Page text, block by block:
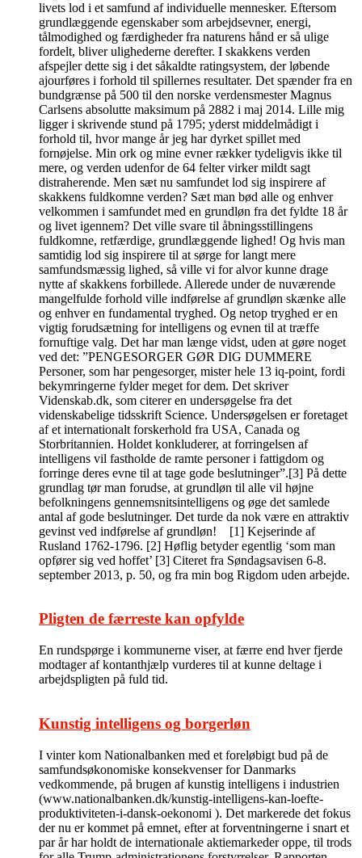
livets lod i et samfund af individuelle mennesker. Eftersom
grundlæggende egenskaber som arbejdsevner, energi,
tålmodighed og færdigheder fra naturens hånd er så ulige
fordelt, bliver ulighederne derefter. I skakkens verden
afspejler dette sig i det såkaldte ratingsystem, der løbende
ajourføres i forhold til spillernes resultater. Det spænder fra en
bundgrænse på 500 til den norske verdensmester Magnus
Carlsens absolutte maksimum på 2882 i maj 2014. Lille mig
ligger i skrivende stund på 1795; yderst middelmådigt i
forhold til, hvor mange år jeg har dyrket spillet med
fornøjelse. Min ork og mine evner rækker tydeligvis ikke til
mere, og verden udenfor de 64 felter virker mildt sagt
distraherende. Men sæt nu samfundet lod sig inspirere af
skakkens fuldkomne verden? Sæt man bød alle og enhver
velkommen i samfundet med en grundløn fra det fyldte 18 år
og livet igennem? Det ville svare til åbningsstillingens
fuldkomne, retfærdige, grundlæggende lighed! Og hvis man
samtidig lod sig inspirere til at sørge for langt mere
samfundsmæssig lighed, så ville vi for alvor kunne drage
nytte af skakkens forbillede. Allerede under de nuværende
mangelfulde forhold ville indførelse af grundløn skænke alle
og enhver en fundamental tryghed. Og netop tryghed er en
vigtig forudsætning for intelligens og evnen til at træffe
fornuftige valg. Det har man længe vidst, uden at gøre noget
ved det: ”PENGESORGER GØR DIG DUMMERE
Personer, som har pengesorger, mister hele 13 iq-point, fordi
bekymringerne fylder meget for dem. Det skriver
Videnskab.dk, som citerer en undersøgelse fra det
videnskabelige tidsskrift Science. Undersøgelsen er foretaget
af et internationalt forskerhold fra USA, Canada og
Storbritannien. Holdet konkluderer, at forringelsen af
intelligens vil fastholde de ramte personer i fattigdom og
forringe deres evne til at tage gode beslutninger”.[3] På dette
grundlag tør man forudse, at grundløn til alle vil højne
befolkningens gennemsnitsintelligens og øge det samlede
antal af gode beslutninger. Det turde da nok være en attraktiv
gevinst ved indførelse af grundløn! [1] Kejserinde af
Rusland 1762-1796. [2] Høflig betyder egentlig ‘som man
opfører sig ved hoffet’ [3] Citeret fra Søndagsavisen 6-8.
september 2013, p. 50, og fra min bog Rigdom uden arbejde.
Pligten de færreste kan opfylde
En rundspørge i kommunerne viser, at færre end hver fjerde
modtager af kontanthjælp vurderes til at kunne deltage i
arbejdspligten på fuld tid.
Kunstig intelligens og borgerløn
I vinter kom Nationalbanken med et foreløbigt bud på de
samfundsøkonomiske konsekvenser for Danmarks
vedkommende, på brugen af kunstig intelligens i industrien
(www.nationalbanken.dk/kunstig-intelligens-kan-loefte-
produktiviteten-i-dansk-oekonomi ). Det markerede det fokus
der nu er kommet på emnet, efter at forventningerne i snart et
par år har holdt de internationale aktiemarkeder oppe, til trods